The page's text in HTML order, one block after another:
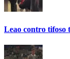
Leao contro tifoso